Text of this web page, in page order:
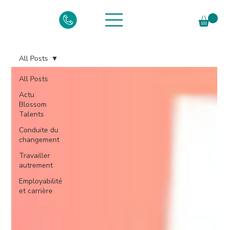
All Posts
Actu
Blossom
Talents
Conduite du
changement
Travailler
autrement
Employabilité
et carrière
All Posts